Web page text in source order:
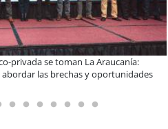
de estudios para postular